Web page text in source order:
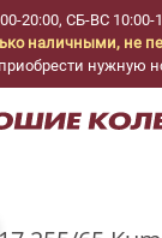
20:00, СБ-ВС 10:00-
наличными, не
нужную